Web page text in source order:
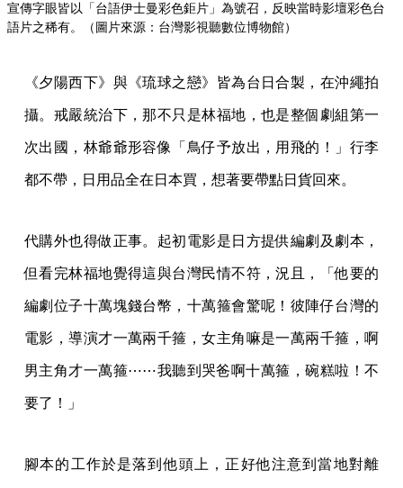
宣傳字眼皆以「台語伊士曼彩色鉅片」為號召，反映當時影壇彩色台
語片之稀有。（圖片來源：台灣影視聽數位博物館）
《夕陽西下》與《琉球之戀》皆為台日合製，在沖繩拍
攝。戒嚴統治下，那不只是林福地，也是整個劇組第一
次出國，林爺爺形容像「鳥仔予放出，用飛的！」行李
都不帶，日用品全在日本買，想著要帶點日貨回來。
代購外也得做正事。起初電影是日方提供編劇及劇本，
但看完林福地覺得這與台灣民情不符，況且，「他要的
編劇位子十萬塊錢台幣，十萬箍會驚呢！彼陣仔台灣的
電影，導演才一萬兩千箍，女主角嘛是一萬兩千箍，啊
男主角才一萬箍⋯⋯我聽到哭爸啊十萬箍，碗糕啦！不
要了！」
腳本的工作於是落到他頭上，正好他注意到當地對離